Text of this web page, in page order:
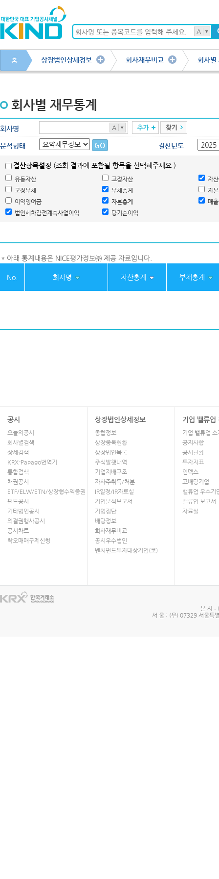
홈 상장법인상세정보 회사재무비교 회사별
회사별 재무통계
회사명
분석형태 결산년도
결산항목설정 (조회 결과에 포함될 항목을 선택해주세요.)
유동자산 고정자산
자
고정부채
부채총계
자
이익잉여금
자본총계
매
법인세차감전계속사업이익
당기순이익
* 아래 통계내용은 NICE평가정보㈜ 제공 자료입니다.
No. 회사명 자산총계 부채총계
공시
오늘의공시
회사별검색
상세검색
KRX-Papago번역기
통합검색
채권공시
ETF/ELW/ETN/상장형수익증권
펀드공시
기타법인공시
의결권행사공시
공시차트
착오매매구제신청
상장법인상세정보
종합정보
상장종목현황
상장법인목록
주식발행내역
기업지배구조
자사주취득/처분
IR일정/IR자료실
기업분석보고서
기업집단
배당정보
회사재무비교
공시우수법인
벤처펀드투자대상기업(코)
기업 밸류업
기업 밸류업 소
공지사항
공시현황
투자지표
인덱스
고배당기업
밸류업 우수기
밸류업 보고서
자료실
본 사 :
서 울 : (우) 07329 서울특